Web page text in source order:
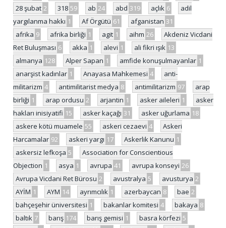
28 şubat 2 318 59 ab 24 abd 319 açlık 6
adil
yargılanma hakkı 1 Af Örgütü 61 afganistan 31
afrika 9 afrika birliği 1 agit 1 aihm 26
Akdeniz Vicdani
Ret Buluşması 6 akka 1 alevi 1 ali fikri ışık 13
almanya 128 Alper Sapan 1 amfide konuşulmayanlar 1
anarşist kadınlar 1 Anayasa Mahkemesi 4
anti-
militarizm 4 antimilitarist medya 8 antimilitarizm 97
arap
birliği 1 arap ordusu 2 arjantin 1 asker aileleri 1
asker
hakları inisiyatifi 15 asker kaçağı 31 asker uğurlama 18
askere kötü muamele 55 askeri cezaevi 4
Askeri
Harcamalar 92 askeri yargı 17 Askerlik Kanunu 1
askersiz lefkoşa 5
Association for Conscientious
Objection 1 asya 1 avrupa 41 avrupa konseyi 26
Avrupa Vicdani Ret Bürosu 2 avustralya 5 avusturya 2
AYİM 1 AYM 14 ayrımcılık 1 azerbaycan 8 bae 2
bahçeşehir üniversitesi 1 bakanlar komitesi 4 bakaya 8
baltık 7 barış 174 barış gemisi 1 basra körfezi 5